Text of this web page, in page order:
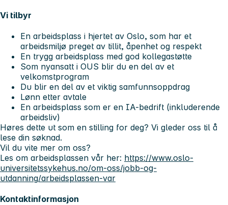
Vi tilbyr
En arbeidsplass i hjertet av Oslo, som har et
arbeidsmiljø preget av tillit, åpenhet og respekt
En trygg arbeidsplass med god kollegastøtte
Som nyansatt i OUS blir du en del av et
velkomstprogram
Du blir en del av et viktig samfunnsoppdrag
Lønn etter avtale
En arbeidsplass som er en IA-bedrift (inkluderende
arbeidsliv)
Høres dette ut som en stilling for deg? Vi gleder oss til å
lese din søknad.
Vil du vite mer om oss?
Les om arbeidsplassen vår her: https://www.oslo-
universitetssykehus.no/om-oss/jobb-og-
utdanning/arbeidsplassen-var
Kontaktinformasjon